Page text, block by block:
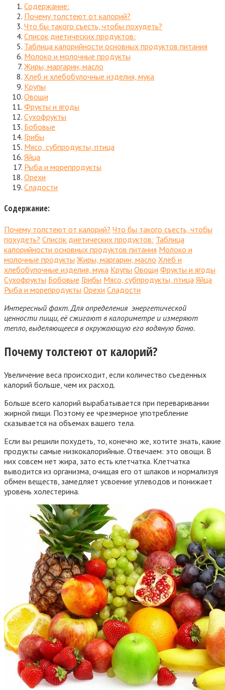
Содержание:
Почему толстеют от калорий?
Что бы такого съесть, чтобы похудеть?
Список диетических продуктов:
Таблица калорийности основных продуктов питания
Молоко и молочные продукты
Жиры, маргарин, масло
Хлеб и хлебобулочные изделия, мука
Крупы
Овощи
Фрукты и ягоды
Сухофрукты
Бобовые
Грибы
Мясо, субпродукты, птица
Яйца
Рыба и морепродукты
Орехи
Сладости
Содержание:
Почему толстеют от калорий? Что бы такого съесть, чтобы
похудеть? Список диетических продуктов: Таблица
калорийности основных продуктов питания Молоко и
молочные продукты Жиры, маргарин, масло Хлеб и
хлебобулочные изделия, мука Крупы Овощи Фрукты и ягоды
Сухофрукты Бобовые Грибы Мясо, субпродукты, птица Яйца
Рыба и морепродукты Орехи Сладости
Интересный факт.Для определения энергетической
ценности пищи, её сжигают в калориметре и измеряют
тепло, выделяющееся в окружающую его водяную баню.
Почему толстеют от калорий?
Увеличение веса происходит, если количество съеденных
калорий больше, чем их расход.
Больше всего калорий вырабатывается при переваривании
жирной пищи. Поэтому ее чрезмерное употребление
сказывается на объемах вашего тела.
Если вы решили похудеть, то, конечно же, хотите знать, какие
продукты самые низкокалорийные. Отвечаем: это овощи. В
них совсем нет жира, зато есть клетчатка. Клетчатка
выводится из организма, очищая его от шлаков и нормализуя
обмен веществ, замедляет усвоение углеводов и понижает
уровень холестерина.